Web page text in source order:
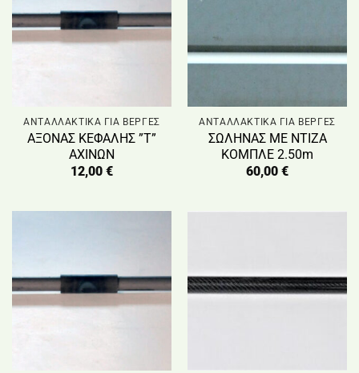
ΑΝΤΑΛΛΑΚΤΙΚΑ ΓΙΑ ΒΕΡΓΕΣ
ΑΞΟΝΑΣ ΚΕΦΑΛΗΣ ”Τ”
ΑΧΙΝΩΝ
12,00 €
ΑΝΤΑΛΛΑΚΤΙΚΑ ΓΙΑ ΒΕΡΓΕΣ
ΣΩΛΗΝΑΣ ΜΕ ΝΤΙΖΑ
ΚΟΜΠΛΕ 2.50m
60,00 €